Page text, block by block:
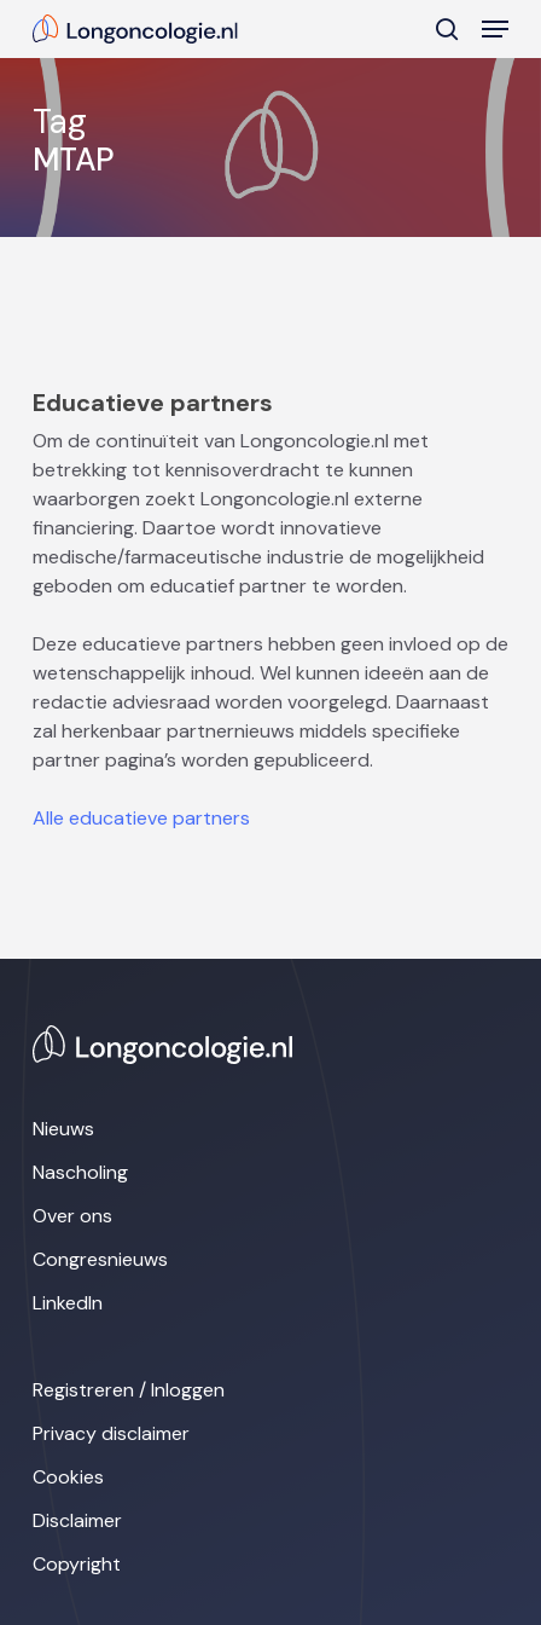
content
search
Menu
Tag
MTAP
Educatieve partners
Om de continuïteit van Longoncologie.nl met
betrekking tot kennisoverdracht te kunnen
waarborgen zoekt Longoncologie.nl externe
financiering. Daartoe wordt innovatieve
medische/farmaceutische industrie de mogelijkheid
geboden om educatief partner te worden.
Deze educatieve partners hebben geen invloed op de
wetenschappelijk inhoud. Wel kunnen ideeën aan de
redactie adviesraad worden voorgelegd. Daarnaast
zal herkenbaar partnernieuws middels specifieke
partner pagina’s worden gepubliceerd.
Alle educatieve partners
Nieuws
Nascholing
Over ons
Congresnieuws
LinkedIn
Registreren / Inloggen
Privacy disclaimer
Cookies
Disclaimer
Copyright
Close
Menu